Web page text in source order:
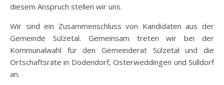
diesem Anspruch stellen wir uns.
Wir sind ein Zusammenschluss von Kandidaten aus der
Gemeinde Sülzetal. Gemeinsam treten wir bei der
Kommunalwahl für den Gemeinderat Sülzetal und die
Ortschaftsräte in Dodendorf, Osterweddingen und Sülldorf
an.